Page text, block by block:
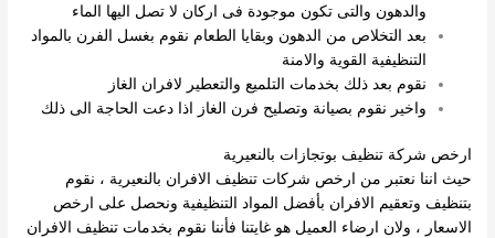
والدهون والتى تكون موجودة فى اركان لا تصل اليها الماء
بعد التخلاص من الدهون وبقايا الطعام نقوم بغسل الفرن بالمواد
التنظيفية القوية والامنة
نقوم بعد ذلك بخدمات التلميع والتعطير لافران الغاز
واخير نقوم بصيانة وتصليح فرن الغاز اذا دعت الحاجة الى ذلك
ارخص شركة تنظيف بوتجازات بالنعيرية
حيث اننا نعتبر من ارخص شركات تنظيف الافران بالنعيرية ، نقوم
بتنظيف وتعقيم الافران بأفضل المواد التنظيفية ونحصل على ارخص
الاسعار ، ولان ارضاء العميل هو غايتنا فأننا نقوم بخدمات تنظيف الافران